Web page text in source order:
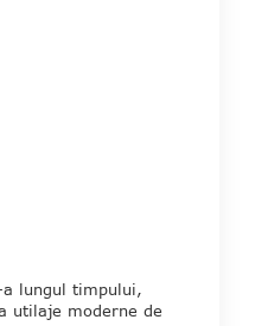
lungul timpului,
utilaje moderne de